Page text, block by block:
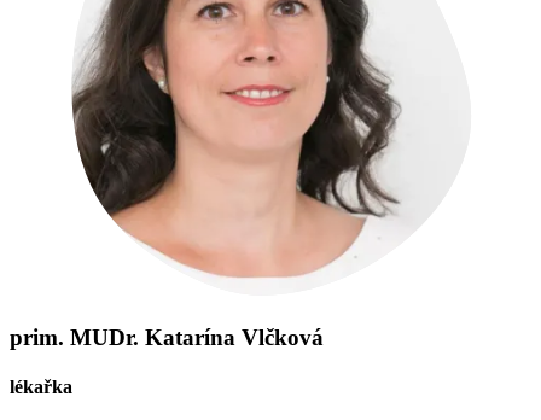
prim. MUDr. Katarína Vlčková
lékařka